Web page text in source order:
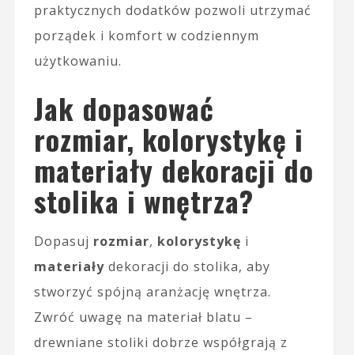
praktycznych dodatków pozwoli utrzymać
porządek i komfort w codziennym
użytkowaniu.
Jak dopasować
rozmiar, kolorystykę i
materiały dekoracji do
stolika i wnętrza?
Dopasuj rozmiar, kolorystykę i
materiałydekoracji do stolika, aby
stworzyć spójną aranżację wnętrza.
Zwróć uwagę na materiał blatu –
drewniane stoliki dobrze współgrają z